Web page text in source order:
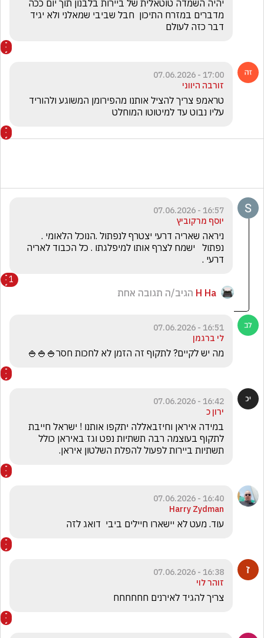
דבר כזה לעולם
17:00 - 07.06.2026
זורבה היווני
עליו נבוט עד למיטוטו המוחלט
16:57 - 07.06.2026
יוסף מרקוביץ
דרעי .
1
H Ha הגיב/ה תגובה אחת
16:51 - 07.06.2026
לי ברגמן
מה יש לקיים? לתקוף זה הזמן לא לחכות חסר🍚🍚🍚
16:42 - 07.06.2026
ירון כ
תשתיות ביירות לפעול להפלת השלטון איראן.
16:40 - 07.06.2026
Harry Zydman
עוד. מעט לא יישארו חיילים ביבי  דואג לזה
16:38 - 07.06.2026
זוהר לוי
צריך להגיד לאירנים חחחחחח